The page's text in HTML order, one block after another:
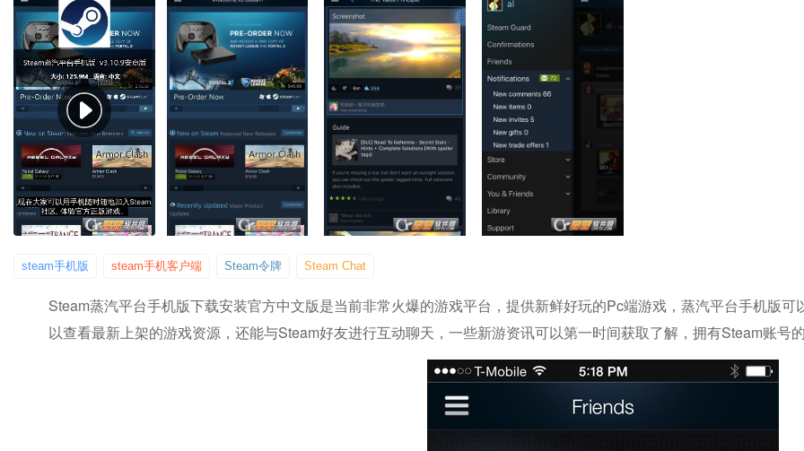
steam手机版 steam手机客户端 Steam令牌 Steam Chat
Steam蒸汽平台手机版下载安装官方中文版是当前非常火爆的游戏平台，提供新鲜好玩的pc端游戏，蒸汽平台手机版
以查看最新上架的游戏资源，还能与steam好友进行互动聊天，一些新游资讯可以第一时间获取了解，拥有steam账号